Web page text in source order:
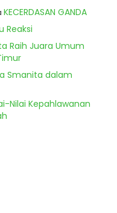
KECERDASAN GANDA
Reaksi
Raih Juara Umum
Smanita dalam
Nilai Kepahlawanan